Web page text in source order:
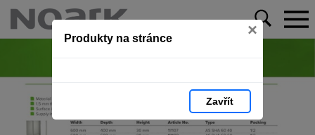
Produkty na stránce ×
Zavřít